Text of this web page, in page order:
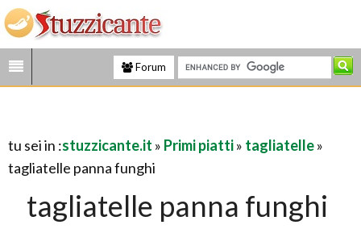
Forum
tu sei in :stuzzicante.it » Primi piatti» tagliatelle»
tagliatelle panna funghi
tagliatelle panna funghi